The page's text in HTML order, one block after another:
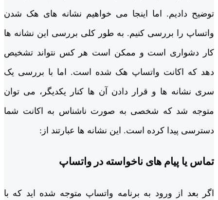
توضیح دادیم. اما اینجا می‌ خواهیم نشانه ‌های هک شدن
واتساپ را بررسی کنیم. به طور کلی بررسی این نشانه ‌ها
کار دشواری است و ممکن است هر کس نتواند تشخیص
دهد که اکانت واتساپ هک شده است. اما با بررسی یک
سری نشانه ‌ها و قرار دادن آن ها کنار یکدیگر، می ‌توان
متوجه شد که شخصی به صورت ناشناس به اکانت شما
دسترسی پیدا کرده است. این نشانه ‌ها عبارتند از:
تماس یا پیام ‌های ناخواسته در واتساپ
اگر بعد از ورود به برنامه واتساپ متوجه شده ‌اید که با